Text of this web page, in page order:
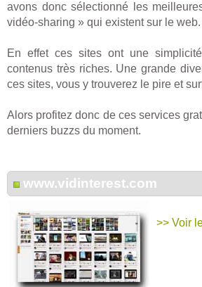
avons donc sélectionné les
vidéo-sharing » qui existent sur le web.
En effet ces sites ont une
contenus très riches. Une grande
ces sites, vous y trouverez le pire et
Alors profitez donc de ces services
derniers buzzs du moment.
www.vidinterest.com
>> Voir